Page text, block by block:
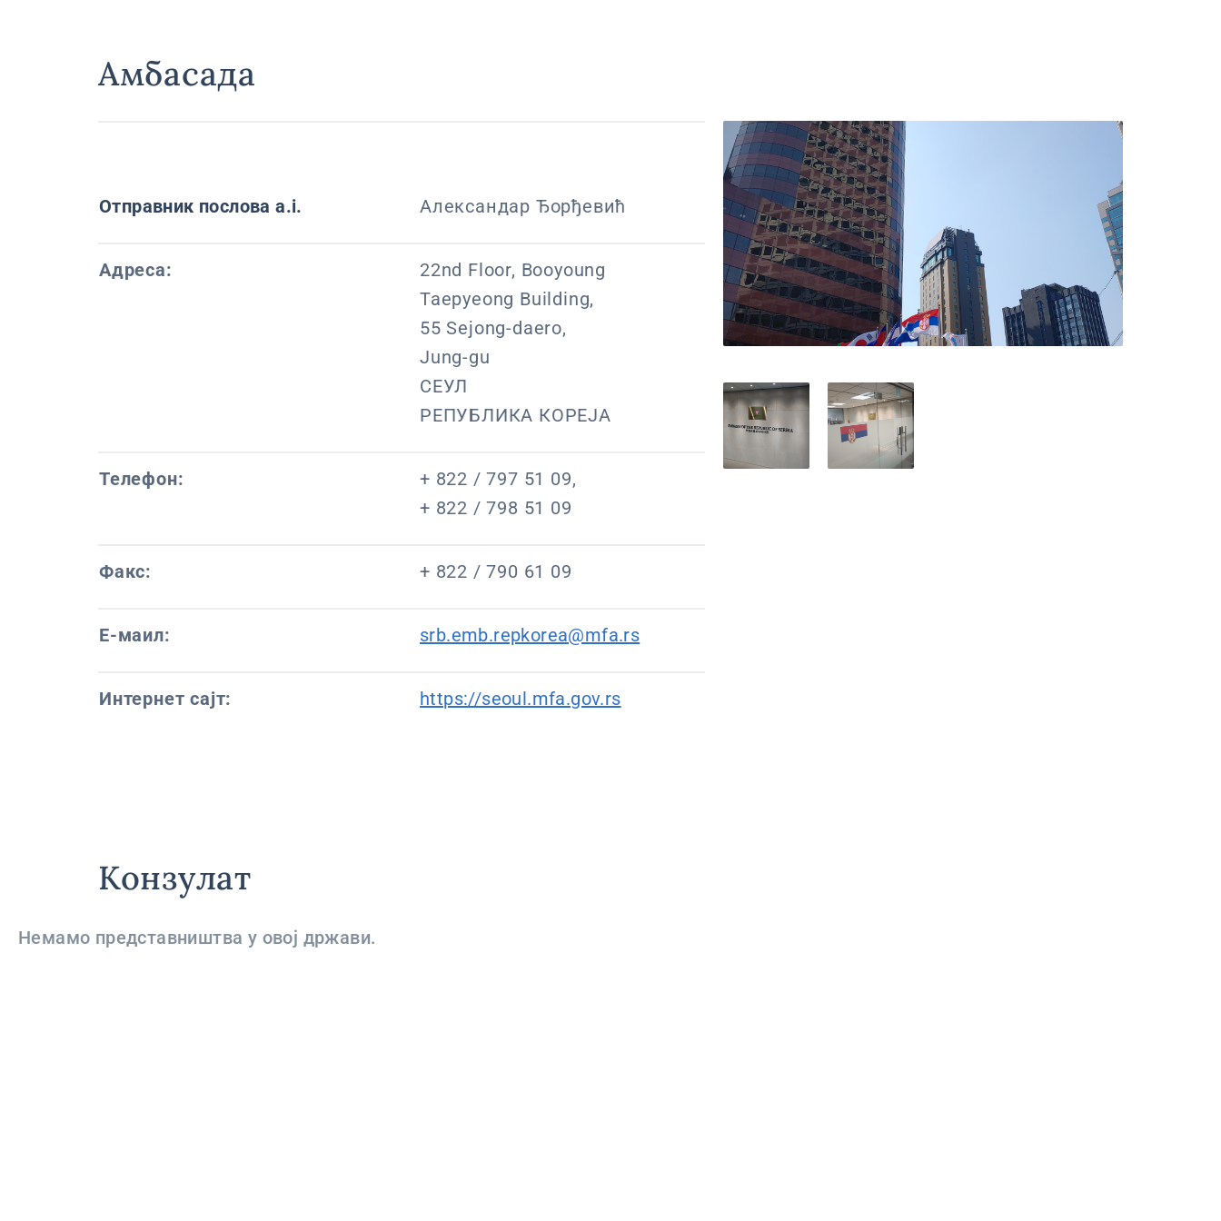
Амбасада
Отправник послова a.i. Александар Ђорђевић
Адреса:
22nd Floor, Booyoung
Taepyeong Building,
55 Sejong-daero,
Jung-gu
СЕУЛ
РЕПУБЛИКА КОРЕЈА
Телефон:
+ 822 / 797 51 09,
+ 822 / 798 51 09
Факс: + 822 / 790 61 09
Е-маил: srb.emb.repkorea@mfa.rs
Интернет сајт: https://seoul.mfa.gov.rs
Конзулат
Немамо представништва у овој држави.